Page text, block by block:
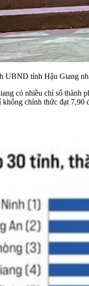
UBND tỉnh Hậu Giang
có nhiều chỉ số thành
chính thức đạt